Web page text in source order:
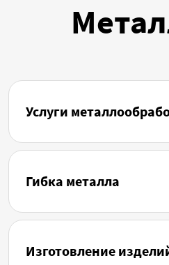
Услуги
Гибка металла
Изготовление